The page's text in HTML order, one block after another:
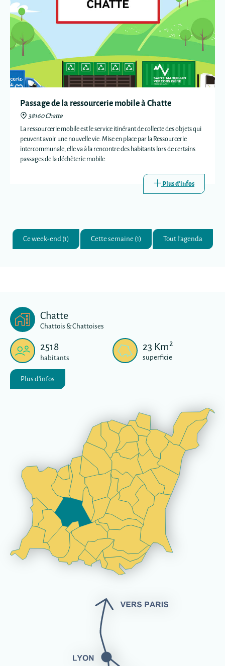
Passage de la ressourcerie mobile à Chatte
38160 Chatte
La ressourcerie mobile est le service itinérant de collecte des objets qui
peuvent avoir une nouvelle vie. Mise en place par la Ressourcerie
intercommunale, elle va à la rencontre des habitants lors de certains
passages de la déchèterie mobile.
Plus d'infos
Ce week-end (1) Cette semaine (1) Tout l'agenda
Chatte
Chattois & Chattoises
2518
habitants
23 Km2
superficie
Plus d'infos